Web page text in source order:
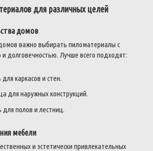
для различных целей
домов
важно выбирать пиломатериалы с
долговечностью. Лучше всего подходят:
для каркасов и стен.
для наружных конструкций.
для полов и лестниц.
мебели
и эстетически привлекательных